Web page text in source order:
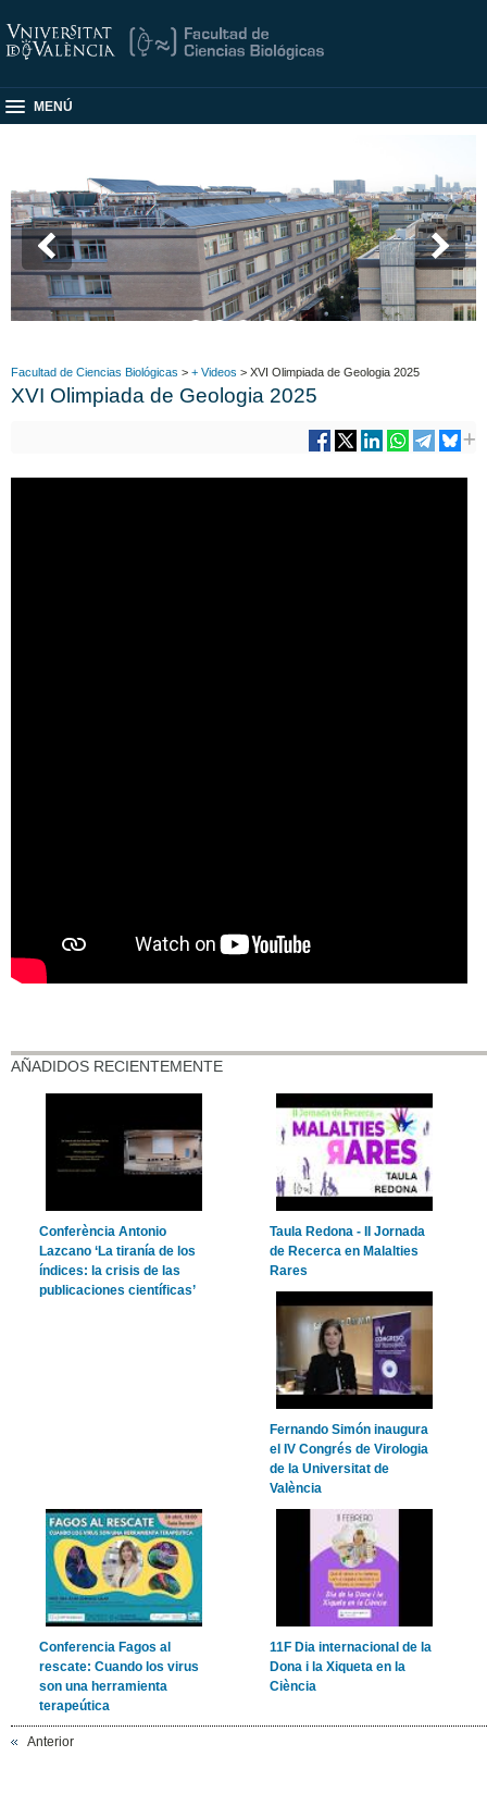
MENÚ
Facultad de Ciencias Biológicas > + Videos > XVI Olimpiada de Geologia 2025
XVI Olimpiada de Geologia 2025
AÑADIDOS RECIENTEMENTE
Conferència Antonio
Lazcano ‘La tiranía de los
índices: la crisis de las
publicaciones científicas’
Taula Redona - II Jornada
de Recerca en Malalties
Rares
Fernando Simón inaugura
el IV Congrés de Virologia
de la Universitat de
València
Conferencia Fagos al
rescate: Cuando los virus
son una herramienta
terapeútica
11F Dia internacional de la
Dona i la Xiqueta en la
Ciència
Anterior